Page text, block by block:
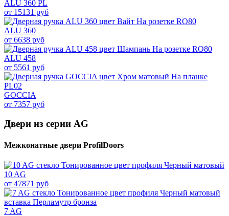
ALU 360 PL
от 15131 руб
ALU 360
от 6638 руб
ALU 458
от 5561 руб
GOCCIA
от 7357 руб
Двери из серии AG
Межконатные двери ProfilDoors
10 AG
от 47871 руб
7 AG